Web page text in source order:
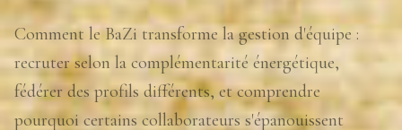
Comment le BaZi transforme la gestion d'équipe :
recruter selon la complémentarité énergétique,
fédérer des profils différents, et comprendre
pourquoi certains collaborateurs s'épanouissent